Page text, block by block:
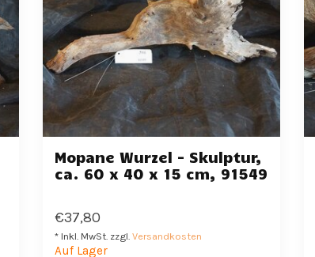
Mopane Wurzel - Skulptur,
ca. 60 x 40 x 15 cm, 91549
€37,80
* Inkl. MwSt. zzgl. Versandkosten
Auf Lager